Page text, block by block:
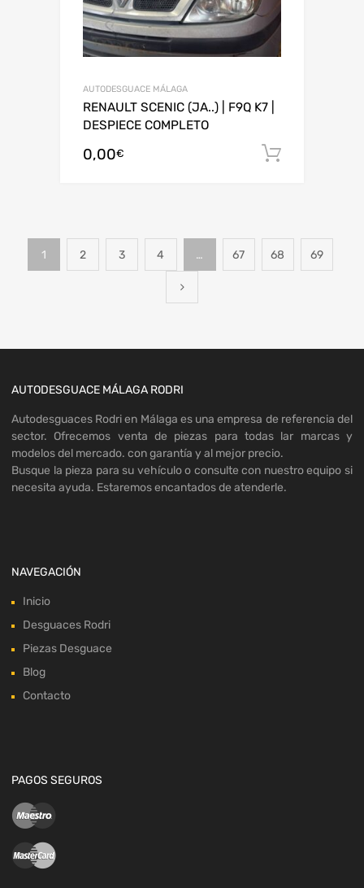
AUTODESGUACE MÁLAGA
RENAULT SCENIC (JA..) | F9Q K7 |
DESPIECE COMPLETO
0,00€
1 2 3 4 … 67 68 69
AUTODESGUACE MÁLAGA RODRI
Autodesguaces Rodri en Málaga es una empresa de referencia del
sector. Ofrecemos venta de piezas para todas lar marcas y
modelos del mercado. con garantía y al mejor precio.
Busque la pieza para su vehículo o consulte con nuestro equipo si
necesita ayuda. Estaremos encantados de atenderle.
NAVEGACIÓN
Inicio
Desguaces Rodri
Piezas Desguace
Blog
Contacto
PAGOS SEGUROS